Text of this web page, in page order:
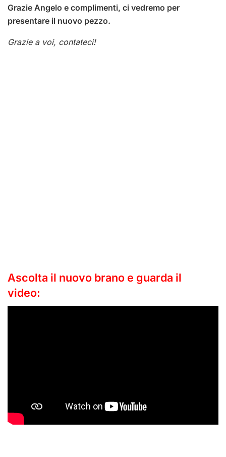
Grazie Angelo e complimenti, ci vedremo per
presentare il nuovo pezzo.
Grazie a voi, contateci!
Ascolta il nuovo brano e guarda il
video: